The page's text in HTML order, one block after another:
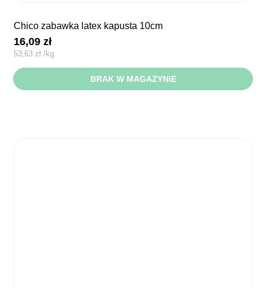
chico zabawka latex kapusta 10cm
16,09zł
53,63 zł /kg
BRAK W MAGAZYNIE